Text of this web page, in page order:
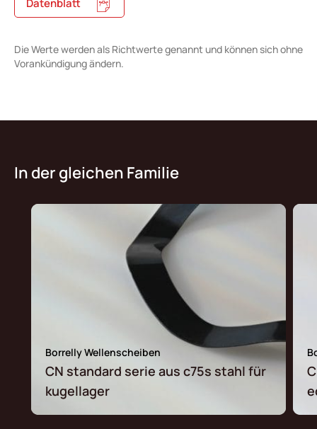
Datenblatt
Die Werte werden als Richtwerte genannt und können sich ohne
Vorankündigung ändern.
In der gleichen Familie
Borrelly Wellenscheiben
CN standard serie aus c75s stahl für
kugellager